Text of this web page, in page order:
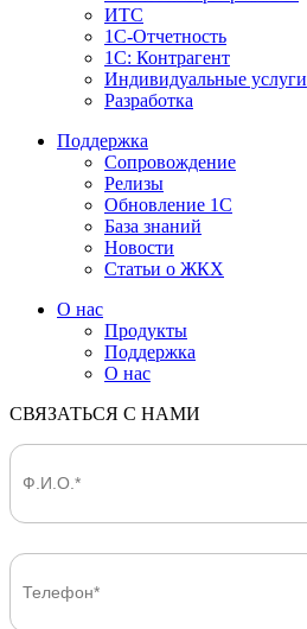
ИТС
1С-Отчетность
1С: Контрагент
Индивидуальные услуги
Разработка
Поддержка
Сопровождение
Релизы
Обновление 1С
База знаний
Новости
Статьи о ЖКХ
О нас
Продукты
Поддержка
О нас
СВЯЗАТЬСЯ С НАМИ